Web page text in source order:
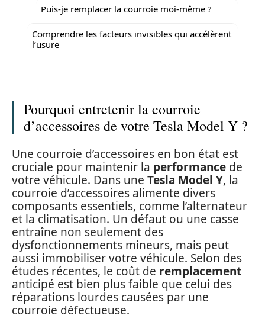
Puis-je remplacer la courroie moi-même ?
Comprendre les facteurs invisibles qui accélèrent
l’usure
Pourquoi entretenir la courroie
d’accessoires de votre Tesla Model Y ?
Une courroie d’accessoires en bon état est
cruciale pour maintenir la performance de
votre véhicule. Dans une Tesla Model Y, la
courroie d’accessoires alimente divers
composants essentiels, comme l’alternateur
et la climatisation. Un défaut ou une casse
entraîne non seulement des
dysfonctionnements mineurs, mais peut
aussi immobiliser votre véhicule. Selon des
études récentes, le coût de remplacement
anticipé est bien plus faible que celui des
réparations lourdes causées par une
courroie défectueuse.